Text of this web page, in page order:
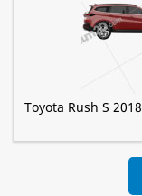
Toyota Rush S 2018